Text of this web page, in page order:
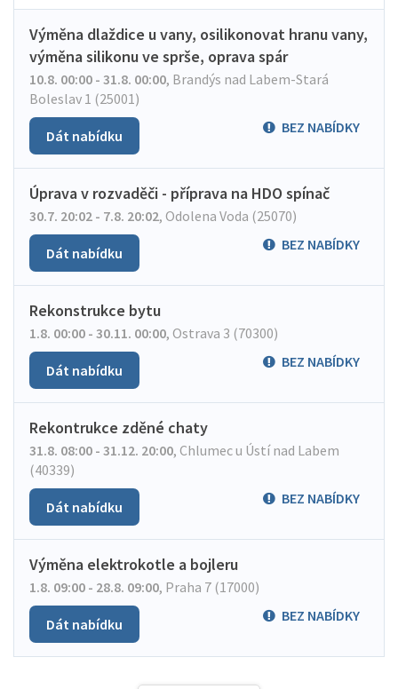
Výměna dlaždice u vany, osilikonovat hranu vany,
výměna silikonu ve sprše, oprava spár
10.8. 00:00 - 31.8. 00:00, Brandýs nad Labem-Stará
Boleslav 1 (25001)
BEZ NABÍDKY
Dát nabídku
Úprava v rozvaděči - příprava na HDO spínač
30.7. 20:02 - 7.8. 20:02, Odolena Voda (25070)
BEZ NABÍDKY
Dát nabídku
Rekonstrukce bytu
1.8. 00:00 - 30.11. 00:00, Ostrava 3 (70300)
BEZ NABÍDKY
Dát nabídku
Rekontrukce zděné chaty
31.8. 08:00 - 31.12. 20:00, Chlumec u Ústí nad Labem
(40339)
BEZ NABÍDKY
Dát nabídku
Výměna elektrokotle a bojleru
1.8. 09:00 - 28.8. 09:00, Praha 7 (17000)
BEZ NABÍDKY
Dát nabídku